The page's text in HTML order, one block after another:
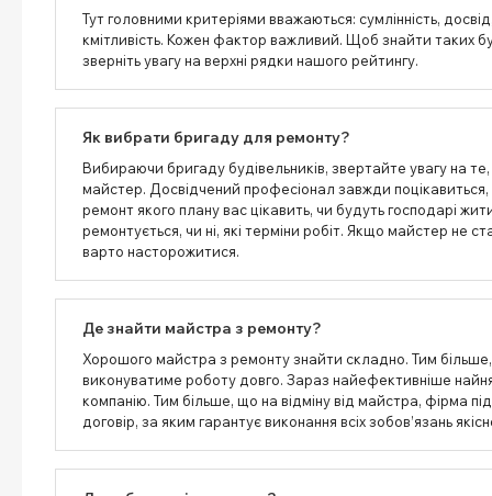
Тут головними критеріями вважаються: сумлінність,
кмітливість. Кожен фактор важливий. Щоб знайти таких
зверніть увагу на верхні рядки нашого рейтингу.
Як вибрати бригаду для ремонту?
Вибираючи бригаду будівельників, звертайте увагу на те,
майстер. Досвідчений професіонал завжди
ремонт якого плану вас цікавить, чи будуть господарі
ремонтується, чи ні, які терміни робіт. Якщо майстер не
варто насторожитися.
Де знайти майстра з ремонту?
Хорошого майстра з ремонту знайти складно. Тим
виконуватиме роботу довго. Зараз найефективніше
компанію. Тим більше, що на відміну від майстра, фірма
договір, за яким гарантує виконання всіх зобов’язань